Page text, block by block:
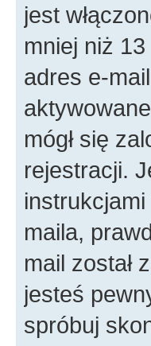
jest
mniej niż
adres e-
mógł się
rejestracji.
maila,
mail został
jesteś
spróbuj